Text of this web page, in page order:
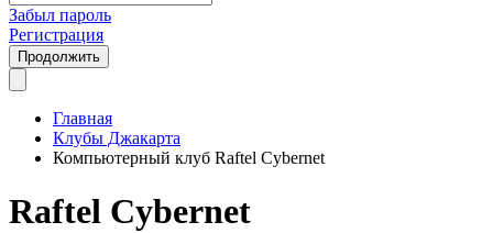
Забыл пароль
Регистрация
Продолжить
Главная
Клубы Джакарта
Компьютерный клуб Raftel Cybernet
Raftel Cybernet